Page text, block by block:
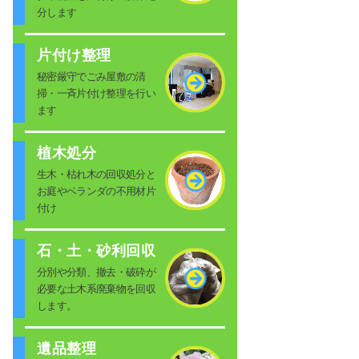
分します
片付け整理
秘密厳守でごみ屋敷の清
掃・一斉片付け整理を行い
ます
植木処分
生木・枯れ木の回収処分と
お庭やベランダの不用材片
付け
石・土・砂利回収
分別や分類、撤去・破砕が
必要な土木系廃棄物を回収
します。
遺品整理